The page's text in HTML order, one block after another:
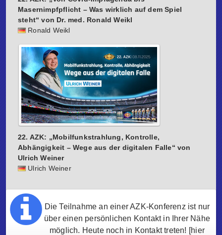
Masernimpfpflicht – Was wirklich auf dem Spiel
steht“ von Dr. med. Ronald Weikl
Ronald Weikl
22. AZK: „Mobilfunkstrahlung, Kontrolle,
Abhängigkeit – Wege aus der digitalen Falle“ von
Ulrich Weiner
Ulrich Weiner
Die Teilnahme an einer AZK-Konferenz ist nur
über einen persönlichen Kontakt in Ihrer Nähe
möglich. Heute noch in Kontakt treten! [hier